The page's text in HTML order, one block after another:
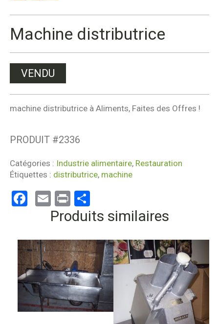
Machine distributrice
VENDU
machine distributrice à Aliments, Faites des Offres !
PRODUIT #2336
Catégories : Industrie alimentaire, Restauration
Étiquettes : distributrice, machine
Facebook
Email
Print
Produits similaires